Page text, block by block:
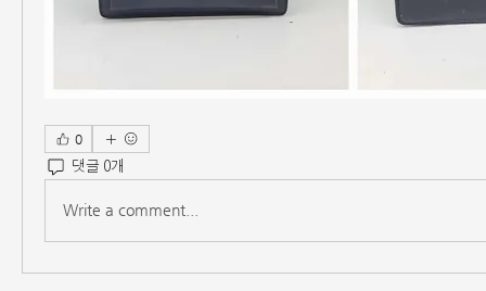
0
댓글 0개
Write a comment...